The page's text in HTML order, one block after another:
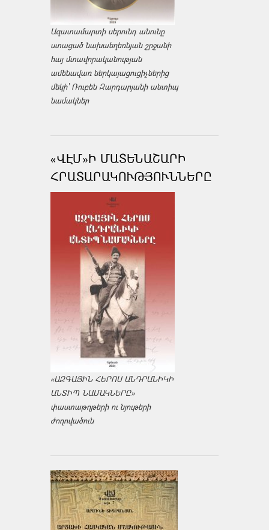
Ազատամարտի սերունդ անունը
ստացած նախաեղեռնյան շրջանի
հայ մտավորականության
ամենավառ ներկայացուցիչներից
մեկի՝ Ռուբեն Զարդարյանի անտիպ
նամակներ
«ՎԷՄ»Ի ՄԱՏԵՆԱՇԱՐԻ
ՀՐԱՏԱՐԱԿՈՒԹՅՈՒՆՆԵՐԸ
«ԱԶԳԱՅԻՆ ՀԵՐՈՍ ԱՆԴՐԱՆԻԿԻ
ԱՆՏԻՊ ՆԱՄԱԿՆԵՐԸ»
փաստաթղթերի ու նյութերի
ժողովածուն